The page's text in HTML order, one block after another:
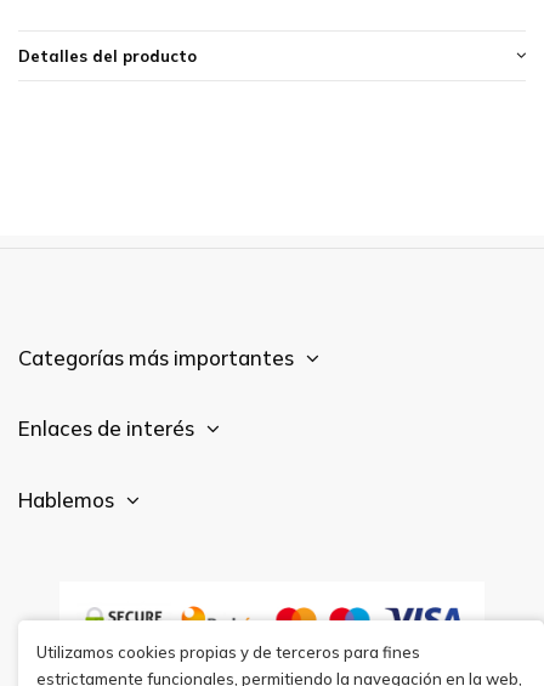
Detalles del producto
Categorías más importantes
Enlaces de interés
Hablemos
Utilizamos cookies propias y de terceros para fines
estrictamente funcionales, permitiendo la navegación en la web,